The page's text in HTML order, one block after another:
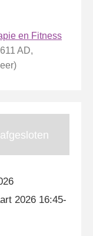
en Fitness
AD,
2026 16:45-